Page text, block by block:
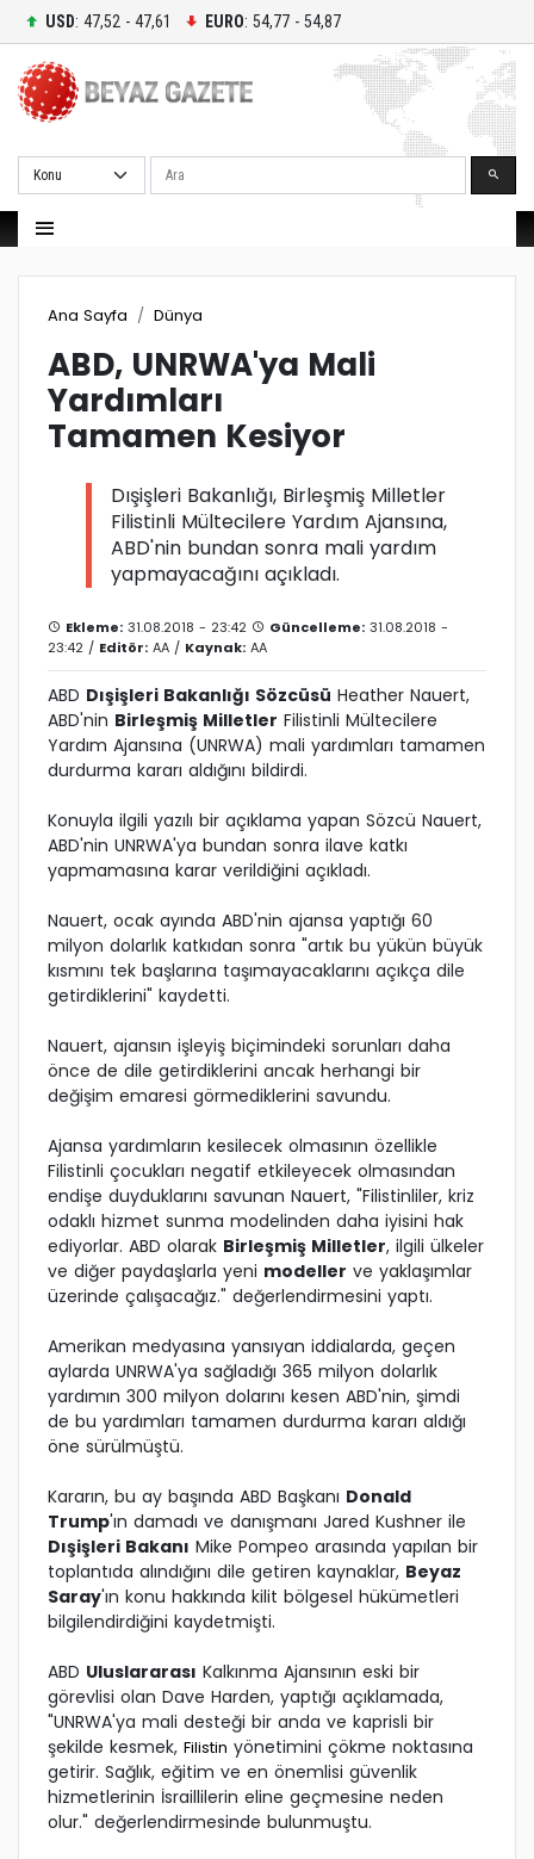
USD: 47,52 - 47,61 EURO: 54,77 - 54,87
Ara
Ana Sayfa Dünya
ABD, UNRWA'ya Mali
Yardımları
Tamamen Kesiyor
Dışişleri Bakanlığı, Birleşmiş Milletler
Filistinli Mültecilere Yardım Ajansına,
ABD'nin bundan sonra mali yardım
yapmayacağını açıkladı.
Ekleme: 31.08.2018 - 23:42 Güncelleme: 31.08.2018 -
23:42 / Editör: AA / Kaynak: AA
ABD Dışişleri Bakanlığı Sözcüsü Heather Nauert,
ABD'nin Birleşmiş Milletler Filistinli Mültecilere
Yardım Ajansına (UNRWA) mali yardımları tamamen
durdurma kararı aldığını bildirdi.
Konuyla ilgili yazılı bir açıklama yapan Sözcü Nauert,
ABD'nin UNRWA'ya bundan sonra ilave katkı
yapmamasına karar verildiğini açıkladı.
Nauert, ocak ayında ABD'nin ajansa yaptığı 60
milyon dolarlık katkıdan sonra "artık bu yükün büyük
kısmını tek başlarına taşımayacaklarını açıkça dile
getirdiklerini" kaydetti.
Nauert, ajansın işleyiş biçimindeki sorunları daha
önce de dile getirdiklerini ancak herhangi bir
değişim emaresi görmediklerini savundu.
Ajansa yardımların kesilecek olmasının özellikle
Filistinli çocukları negatif etkileyecek olmasından
endişe duyduklarını savunan Nauert, "Filistinliler, kriz
odaklı hizmet sunma modelinden daha iyisini hak
ediyorlar. ABD olarak Birleşmiş Milletler, ilgili ülkeler
ve diğer paydaşlarla yeni modeller ve yaklaşımlar
üzerinde çalışacağız." değerlendirmesini yaptı.
Amerikan medyasına yansıyan iddialarda, geçen
aylarda UNRWA'ya sağladığı 365 milyon dolarlık
yardımın 300 milyon dolarını kesen ABD'nin, şimdi
de bu yardımları tamamen durdurma kararı aldığı
öne sürülmüştü.
Kararın, bu ay başında ABD Başkanı Donald
Trump'ın damadı ve danışmanı Jared Kushner ile
Dışişleri Bakanı Mike Pompeo arasında yapılan bir
toplantıda alındığını dile getiren kaynaklar, Beyaz
Saray'ın konu hakkında kilit bölgesel hükümetleri
bilgilendirdiğini kaydetmişti.
ABD Uluslararası Kalkınma Ajansının eski bir
görevlisi olan Dave Harden, yaptığı açıklamada,
"UNRWA'ya mali desteği bir anda ve kaprisli bir
şekilde kesmek, Filistin yönetimini çökme noktasına
getirir. Sağlık, eğitim ve en önemlisi güvenlik
hizmetlerinin İsraillilerin eline geçmesine neden
olur." değerlendirmesinde bulunmuştu.